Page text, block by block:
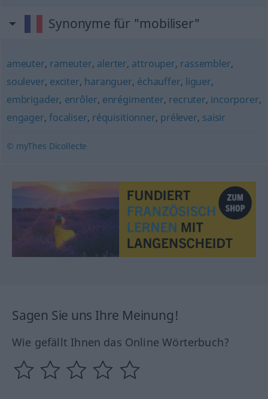
Synonyme für "mobiliser"
ameuter, rameuter, alerter, attrouper, rassembler,
soulever, exciter, haranguer, échauffer, liguer,
embrigader, enrôler, enrégimenter, recruter, incorporer,
engager,focaliser, réquisitionner, prélever, saisir
© myThes Dicollecte
Sagen Sie uns Ihre Meinung!
Wie gefällt Ihnen das Online Wörterbuch?